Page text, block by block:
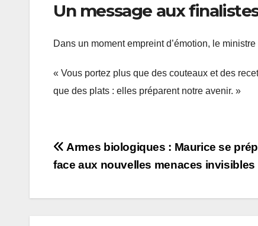
Un message aux
Dans un moment empreint d’émotion, le
« Vous portez plus que des couteaux et des
que des plats : elles préparent notre avenir. »
Post
navigation
Armes biologiques : Maurice se
face aux nouvelles menaces invisibles